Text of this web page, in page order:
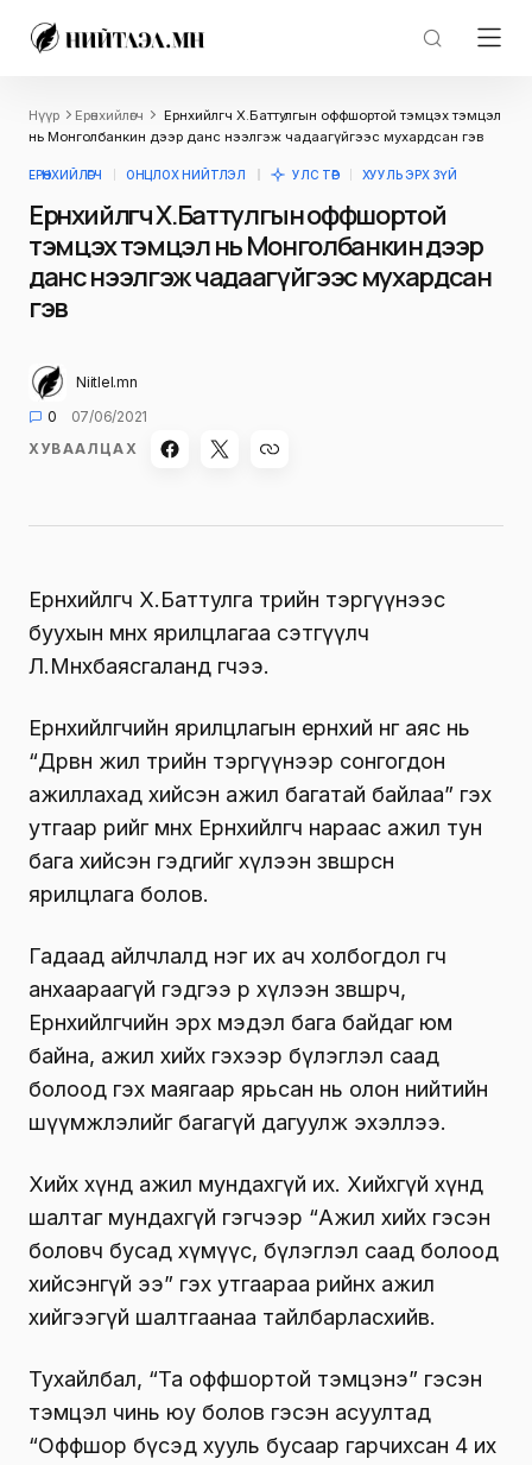
Нүүр Ерөнхийлөгч
Ерөнхийлөгч Х.Баттулгын оффшортой тэмцэх тэмцэл
нь Монголбанкин дээр данс нээлгэж чадаагүйгээс мухардсан гэв
ЕРӨНХИЙЛӨГЧ ОНЦЛОХ НИЙТЛЭЛ УЛС ТӨР ХУУЛЬ ЭРХ ЗҮЙ
Ерөнхийлөгч Х.Баттулгын оффшортой
тэмцэх тэмцэл нь Монголбанкин дээр
данс нээлгэж чадаагүйгээс мухардсан
гэв
Niitlel.mn
0
07/06/2021
ХУВААЛЦАХ
Ерөнхийлөгч Х.Баттулга төрийн тэргүүнээс
буухын өмнөх ярилцлагаа сэтгүүлч
Л.Мөнхбаясгаланд өгчээ.
Ерөнхийлөгчийн ярилцлагын ерөнхий өнгө аяс нь
“Дөрвөн жил төрийн тэргүүнээр сонгогдон
ажиллахад хийсэн ажил багатай байлаа” гэх
утгаар өөрийгөө өмнөх Ерөнхийлөгч нараас ажил тун
бага хийсэн гэдгийг хүлээн зөвшөөрсөн
ярилцлага болов.
Гадаад айлчлалд нэг их ач холбогдол өгч
анхаараагүй гэдгээ өөрөө хүлээн зөвшөөрч,
Ерөнхийлөгчийн эрх мэдэл бага байдаг юм
байна, ажил хийх гэхээр бүлэглэл саад
болоод гэх маягаар ярьсан нь олон нийтийн
шүүмжлэлийг багагүй дагуулж эхэллээ.
Хийх хүнд ажил мундахгүй их. Хийхгүй хүнд
шалтаг мундахгүй гэгчээр “Ажил хийх гэсэн
боловч бусад хүмүүс, бүлэглэл саад болоод
хийсэнгүй ээ” гэх утгаараа өөрийнхөө ажил
хийгээгүй шалтгаанаа тайлбарласхийв.
Тухайлбал, “Та оффшортой тэмцэнэ” гэсэн
тэмцэл чинь юу болов гэсэн асуултад
“Оффшор бүсэд хууль бусаар гарчихсан 4 их